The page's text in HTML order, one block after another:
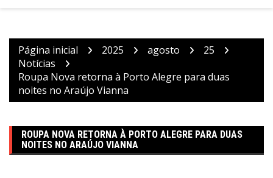
Página inicial 2025 agosto
25
Notícias
Roupa Nova retorna à Porto Alegre para duas
noites no Araújo Vianna
ROUPA NOVA RETORNA À PORTO ALEGRE PARA DUAS
NOITES NO ARAÚJO VIANNA